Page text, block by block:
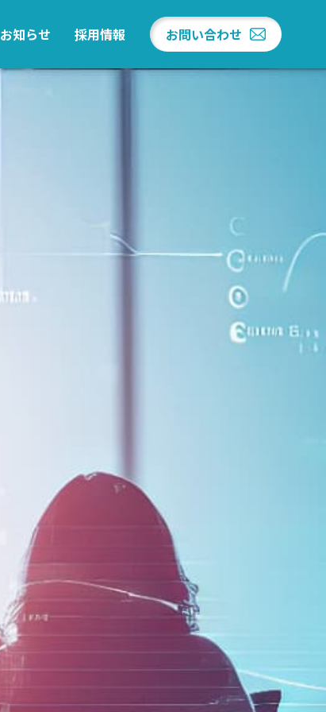
お知らせ 採用情報 お問い合わせ